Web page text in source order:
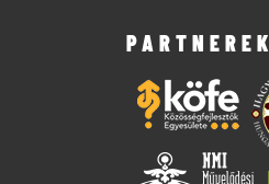
PARTNEREK